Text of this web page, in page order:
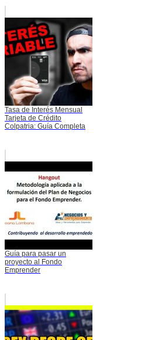
Tasa de Interés Mensual
Tarjeta de Crédito
Colpatria: Guía Completa
Guía para pasar un
proyecto al Fondo
Emprender